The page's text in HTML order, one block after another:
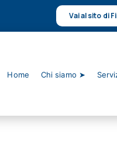
Vai al sito di
Home Chi siamo ➤